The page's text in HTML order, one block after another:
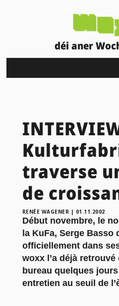
déi aner
traverse
de
RENÉE WAGENER | 01.11.2002
Début novembre, le
la KuFa, Serge Basso
officiellement dans
woxx l’a déjà
bureau quelques
entretien au seuil de